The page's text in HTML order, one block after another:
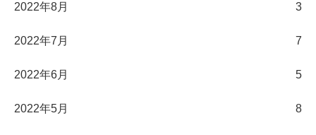
2022年8月 3
2022年7月 7
2022年6月 5
2022年5月 8